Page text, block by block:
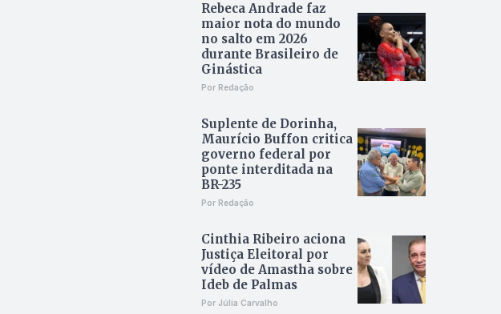
Rebeca Andrade faz
maior nota do mundo
no salto em 2026
durante Brasileiro de
Ginástica
Por Redação
Suplente de Dorinha,
Maurício Buffon critica
governo federal por
ponte interditada na
BR-235
Por Redação
Cinthia Ribeiro aciona
Justiça Eleitoral por
vídeo de Amastha sobre
Ideb de Palmas
Por Júlia Carvalho